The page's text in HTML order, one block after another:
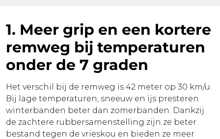
1. Meer grip en een kortere
remweg bij temperaturen
onder de 7 graden
Het verschil bij de remweg is 42 meter op 30 km/u.
Bij lage temperaturen, sneeuw en ijs presteren
winterbanden beter dan zomerbanden. Dankzij
de zachtere rubbersamenstelling zijn ze beter
bestand tegen de vrieskou en bieden ze meer